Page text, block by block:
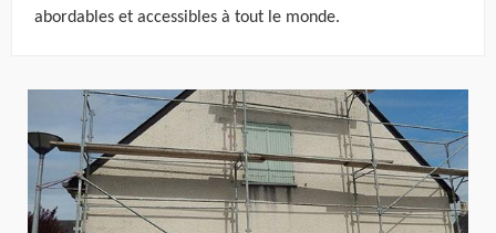
abordables et accessibles à tout le monde.